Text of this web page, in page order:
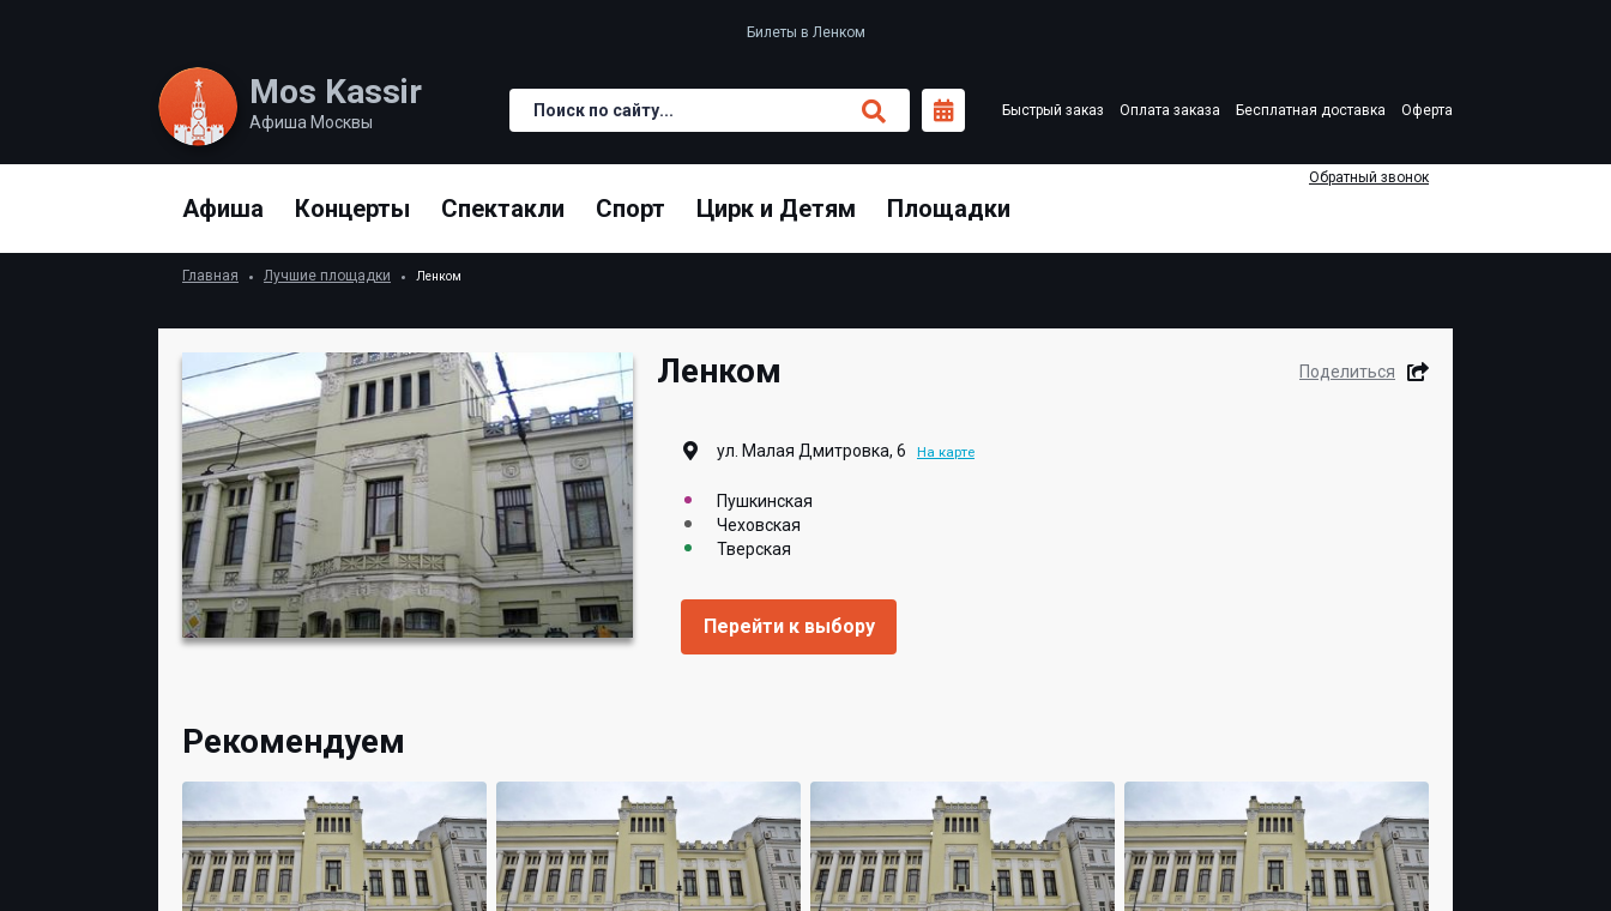
Mos Kassir
Афиша Москвы
Билеты в Ленком
Быстрый заказ Оплата заказа Бесплатная доставка Оферта
Афиша Концерты Спектакли Спорт Цирк и Детям Площадки
Обратный звонок
Главная Лучшие площадки Ленком
Ленком
ул. Малая Дмитровка, 6 На карте
Пушкинская
Чеховская
Тверская
Перейти к выбору
Поделиться
Рекомендуем